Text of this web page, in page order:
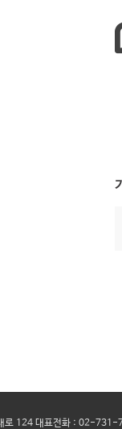
로 124 대표전화 : 02-731-